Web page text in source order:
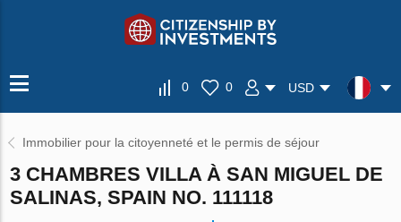
0 0 USD
Immobilier pour la citoyenneté et le permis de séjour
3 CHAMBRES VILLA À SAN MIGUEL DE
SALINAS, SPAIN NO. 111118